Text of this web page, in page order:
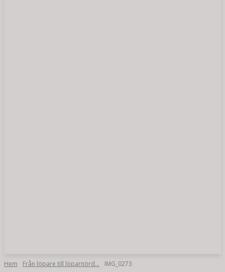
Hem Från löpare till löparnörd… IMG_0273